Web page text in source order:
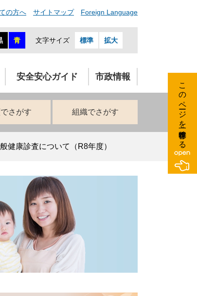
の方へ サイトマップ Foreign Language
青 文字サイズ 標準 拡大
安全安心ガイド 市政情報
さがす 組織でさがす
健康診査について（R8年度）
このページを一時保存する